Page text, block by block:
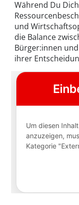
Während Du
und
die Balance
Bürger:innen
ihrer